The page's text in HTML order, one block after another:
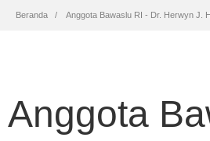
Breadcrumb
Beranda Anggota Bawaslu RI - Dr. Herwyn J.
Anggota